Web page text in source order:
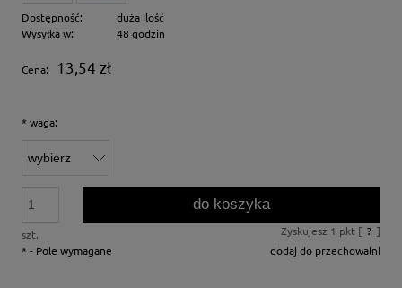
Dostępność:
duża ilość
Wysyłka w:
48 godzin
Cena: 13,54 zł
* waga:
szt.
do koszyka
Zyskujesz 1 pkt [ ? ]
dodaj do przechowalni
* - Pole wymagane